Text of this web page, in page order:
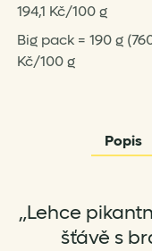
194,1 Kč/100 g
Big pack = 190 g
Kč/100 g
Popis
„Lehce
šťávě s